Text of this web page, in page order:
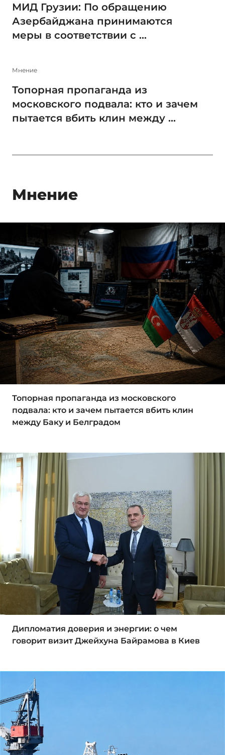
МИД Грузии: По обращению
Азербайджана принимаются
меры в соответствии с ...
Мнение
Топорная пропаганда из
московского подвала: кто и зачем
пытается вбить клин между ...
Мнение
Топорная пропаганда из московского
подвала: кто и зачем пытается вбить клин
между Баку и Белградом
Дипломатия доверия и энергии: о чем
говорит визит Джейхуна Байрамова в Киев